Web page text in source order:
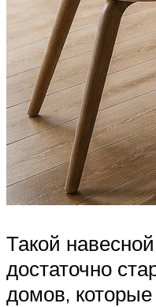
Такой
достаточно
домов,